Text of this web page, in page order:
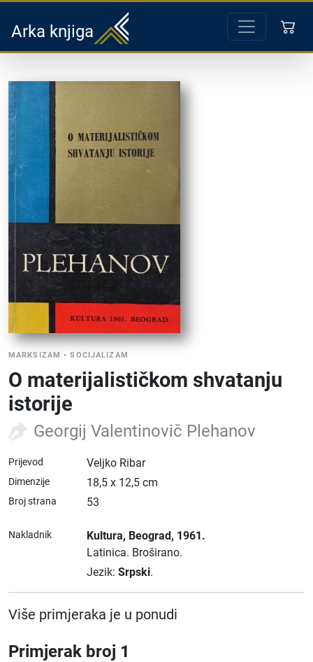
Arka knjiga
MARKSIZAM •SOCIJALIZAM
O materijalističkom shvatanju
istorije
Georgij Valentinovič Plehanov
Prijevod Veljko Ribar
Dimenzije 18,5 x 12,5 cm
Broj strana 53
Nakladnik Kultura, Beograd, 1961.
Latinica. Broširano.
Jezik: Srpski.
Više primjeraka je u ponudi
Primjerak broj 1